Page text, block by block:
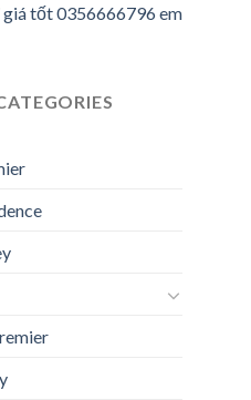
giá tốt 0356666796 em